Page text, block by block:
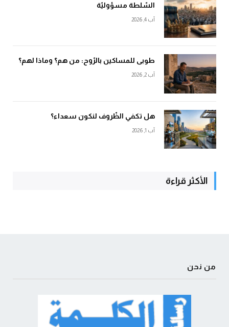
السّلطة مسؤوليّة
آب 4, 2026
طوبى للمساكين بالرّوح: من هم؟ وماذا لهم؟
آب 2, 2026
هل تكفي الظّروف لنكون سعداء؟
آب 1, 2026
الأكثر قراءة
من نحن